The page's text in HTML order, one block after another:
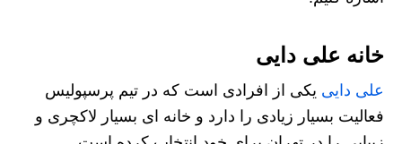
خانه علی دایی
علی دایی یکی از افرادی است که در تیم پرسپولیس
فعالیت بسیار زیادی را دارد و خانه ای بسیار لاکچری و